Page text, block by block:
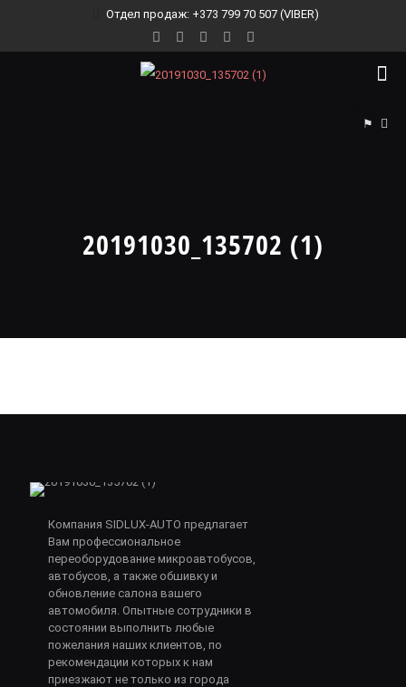
Отдел продаж: +373 799 70 507 (VIBER)
⚑
20191030_135702 (1)
Компания SIDLUX-AUTO предлагает
Вам профессиональное
переоборудование микроавтобусов,
автобусов, а также обшивку и
обновление салона вашего
автомобиля. Опытные сотрудники в
состоянии выполнить любые
пожелания наших клиентов, по
рекомендации которых к нам
приезжают не только из города